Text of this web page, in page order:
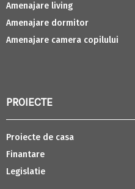
Amenajare living
Amenajare dormitor
Amenajare camera copilului
PROIECTE
Proiecte de casa
Finantare
Legislatie